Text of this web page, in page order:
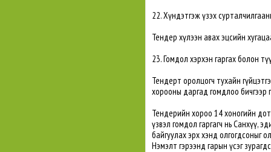
22. Хүндэтгэж үзэх
Тендер хүлээн авах эцсийн
23. Гомдол хэрхэн гаргах болон
Тендерт оролцогч тухайн
хорооны даргад гомдлоо бичгээр
Тендерийн хороо 14 хоногийн
үзвэл гомдол гаргагч нь Санхүү,
байгуулах эрх хэнд олгогдсоныг
Нэмэлт гэрээнд гарын үсэг